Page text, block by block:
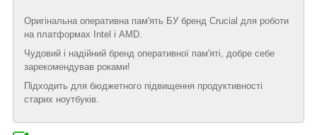
Оригінальна оперативна пам'ять БУ бренд Crucial для роботи
на платформах Intel і AMD.
Чудовий і надійний бренд оперативної пам'яті, добре себе
зарекомендував роками!
Підходить для бюджетного підвищення продуктивності
старих ноутбуків.